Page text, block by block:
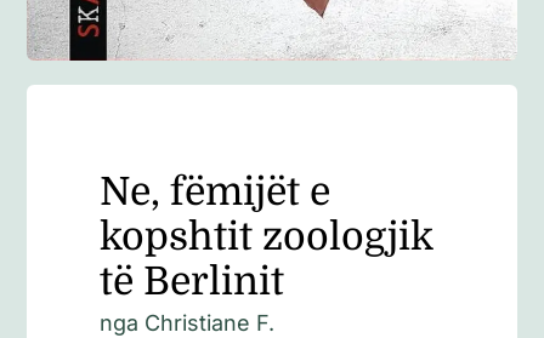
Ne, fëmijët e
kopshtit zoologjik
të Berlinit
nga Christiane F.